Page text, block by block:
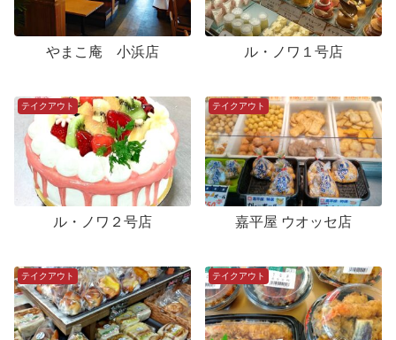
やまこ庵 小浜店 ル・ノワ１号店
テイクアウト
ル・ノワ２号店
テイクアウト
嘉平屋 ウオッセ店
テイクアウト テイクアウト